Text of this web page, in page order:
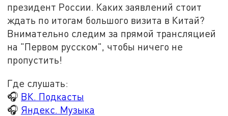
президент России. Каких заявлений стоит
ждать по итогам большого визита в Китай?
Внимательно следим за прямой трансляцией
на "Первом русском", чтобы ничего не
пропустить!
Где слушать:
🎧 ВК. Подкасты
🎧 Яндекс. Музыка